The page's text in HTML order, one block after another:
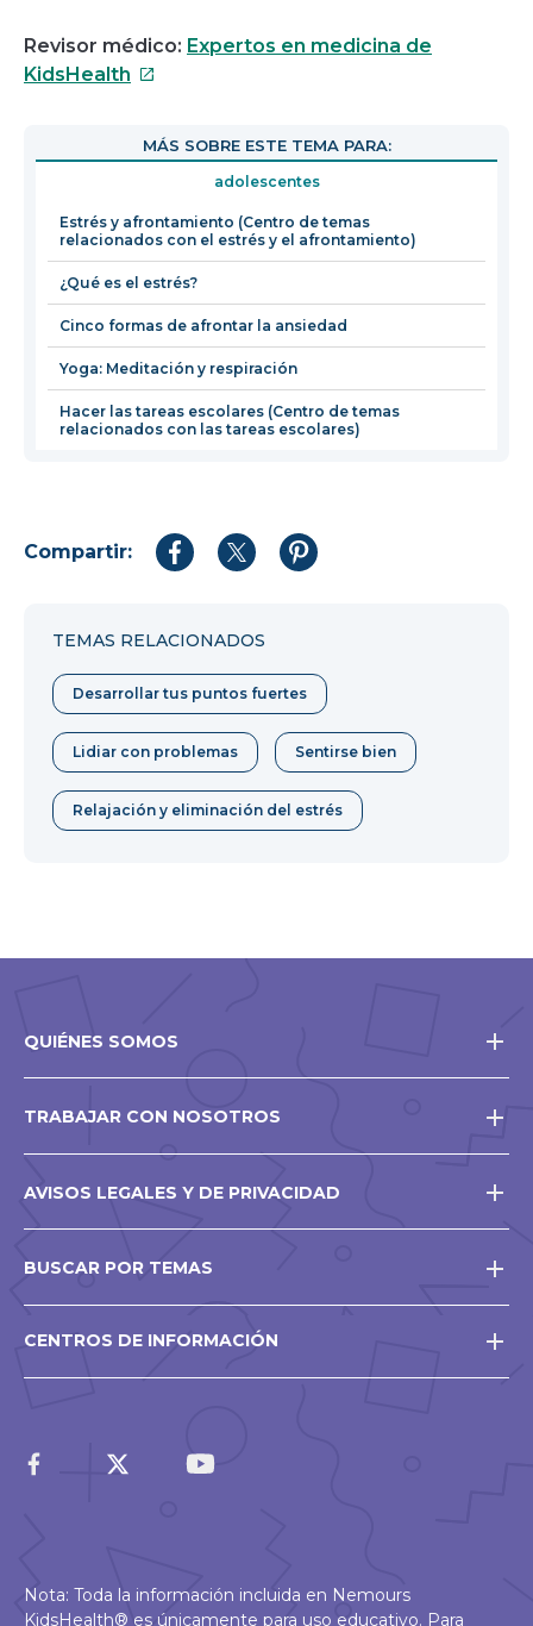
Revisor médico: Expertos en medicina de
KidsHealth Este
abrirá
una
nueva
ventana
MÁS SOBRE ESTE TEMA PARA:
adolescentes
Estrés y afrontamiento (Centro de temas
relacionados con el estrés y el afrontamiento)
¿Qué es el estrés?
Cinco formas de afrontar la ansiedad
Yoga: Meditación y respiración
Hacer las tareas escolares (Centro de temas
relacionados con las tareas escolares)
Compartir:
CompartirCompartirCompartir
TEMAS RELACIONADOS
Desarrollar tus puntos fuertes
Lidiar con problemas Sentirse bien
Relajación y eliminación del estrés
QUIÉNES SOMOS
TRABAJAR CON NOSOTROS
AVISOS LEGALES Y DE PRIVACIDAD
BUSCAR POR TEMAS
CENTROS DE INFORMACIÓN
Nota: Toda la información incluida en Nemours
KidsHealth® es únicamente para uso educativo. Para